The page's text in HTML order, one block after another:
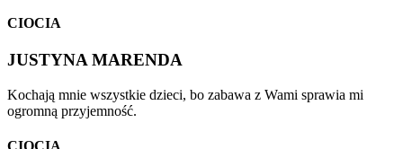
CIOCIA
JUSTYNA MARENDA
Kochają mnie wszystkie dzieci, bo zabawa z Wami sprawia mi
ogromną przyjemność.